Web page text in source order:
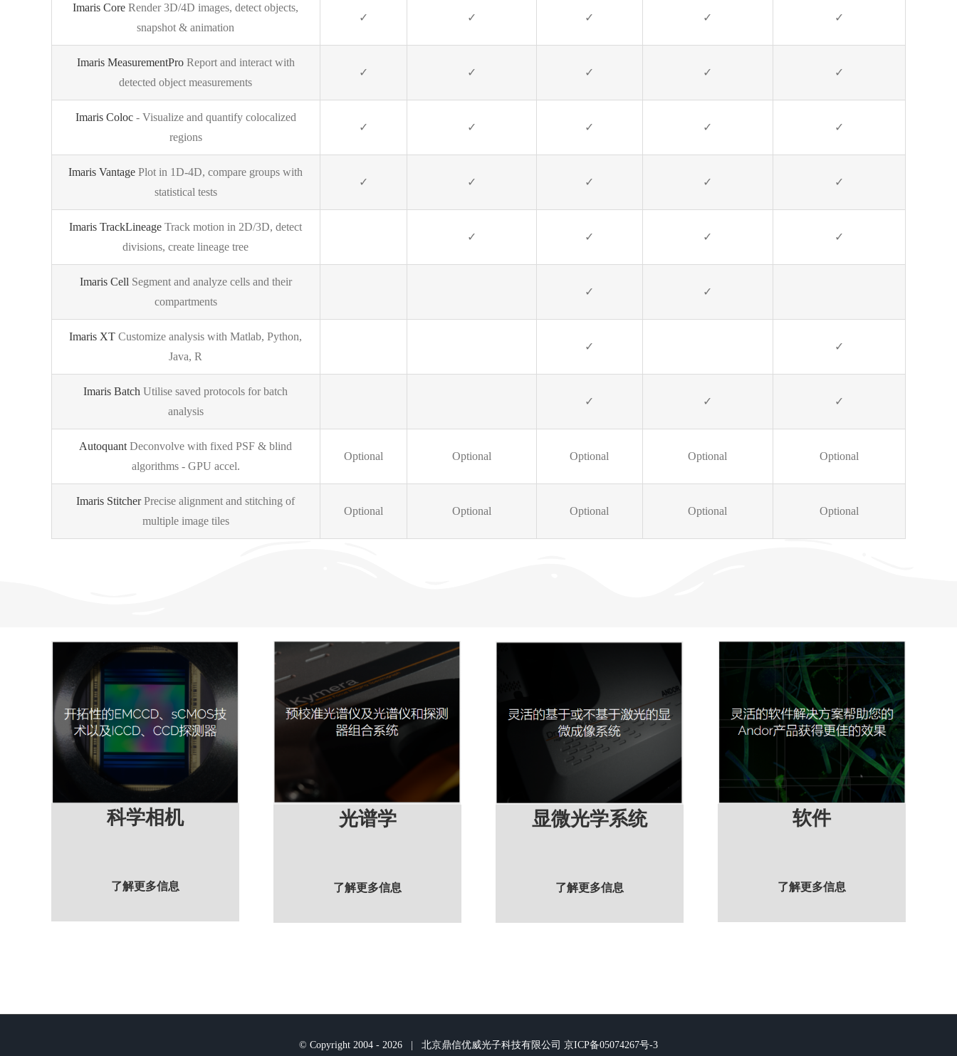
Imaris Core Render 3D/4D images, detect objects,
snapshot & animation
✓ ✓ ✓ ✓ ✓
Imaris MeasurementProReport and interact with
detected object measurements
✓ ✓ ✓ ✓ ✓
Imaris Coloc- Visualize and quantify colocalized
regions
✓ ✓ ✓ ✓ ✓
Imaris Vantage Plot in 1D-4D, compare groups with
statistical tests
✓ ✓ ✓ ✓ ✓
Imaris TrackLineage Track motion in 2D/3D, detect
divisions, create lineage tree
✓ ✓ ✓ ✓
Imaris Cell Segment and analyze cells and their
compartments
✓ ✓
Imaris XT Customize analysis with Matlab, Python,
Java, R
✓ ✓
Imaris Batch Utilise saved protocols for batch
analysis
✓ ✓ ✓
Autoquant Deconvolve with fixed PSF & blind
algorithms - GPU accel.
Optional Optional Optional Optional Optional
Imaris StitcherPrecise alignment and stitching of
multiple image tiles
Optional Optional Optional Optional Optional
科学相机
了解更多信息
光谱学
了解更多信息
显微光学系统
了解更多信息
软件
了解更多信息
© Copyright 2004 - 2026 | 北京鼎信优威光子科技有限公司 京ICP备05074267号-3